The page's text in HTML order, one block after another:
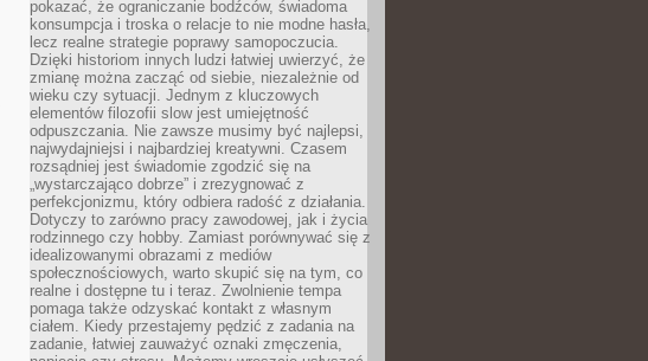
pokazać, że ograniczanie bodźców, świadoma
konsumpcja i troska o relacje to nie modne hasła,
lecz realne strategie poprawy samopoczucia.
Dzięki historiom innych ludzi łatwiej uwierzyć, że
zmianę można zacząć od siebie, niezależnie od
wieku czy sytuacji. Jednym z kluczowych
elementów filozofii slow jest umiejętność
odpuszczania. Nie zawsze musimy być najlepsi,
najwydajniejsi i najbardziej kreatywni. Czasem
rozsądniej jest świadomie zgodzić się na
„wystarczająco dobrze” i zrezygnować z
perfekcjonizmu, który odbiera radość z działania.
Dotyczy to zarówno pracy zawodowej, jak i życia
rodzinnego czy hobby. Zamiast porównywać się z
idealizowanymi obrazami z mediów
społecznościowych, warto skupić się na tym, co
realne i dostępne tu i teraz. Zwolnienie tempa
pomaga także odzyskać kontakt z własnym
ciałem. Kiedy przestajemy pędzić z zadania na
zadanie, łatwiej zauważyć oznaki zmęczenia,